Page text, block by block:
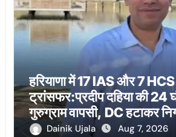
हरियाणा में 17 IAS और 7
ट्रांसफर:प्रदीप दहिया की 24
गुरुग्राम वापसी, DC हटाकर
बनायाDainik Ujala Aug 7, 2026